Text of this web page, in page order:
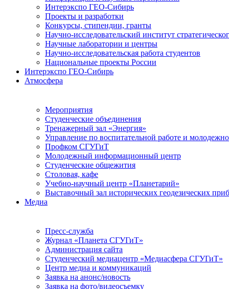
Интерэкспо ГЕО-Сибирь
Проекты и разработки
Конкурсы, стипендии, гранты
Научно-исследовательский институт
Научные лаборатории и центры
Научно-исследовательская работа студентов
Национальные проекты России
Интерэкспо ГЕО-Сибирь
Атмосфера
Мероприятия
Студенческие объединения
Тренажерный зал «Энергия»
Управление по воспитательной работе и
Профком СГУГиТ
Молодежный информационный центр
Студенческие общежития
Столовая, кафе
Учебно-научный центр «Планетарий»
Выставочный зал исторических геодезических
Медиа
Пресс-служба
Журнал «Планета СГУГиТ»
Администрация сайта
Студенческий медиацентр «Медиасфера СГУГиТ»
Центр медиа и коммуникаций
Заявка на анонс/новость
Заявка на фото/видеосъемку